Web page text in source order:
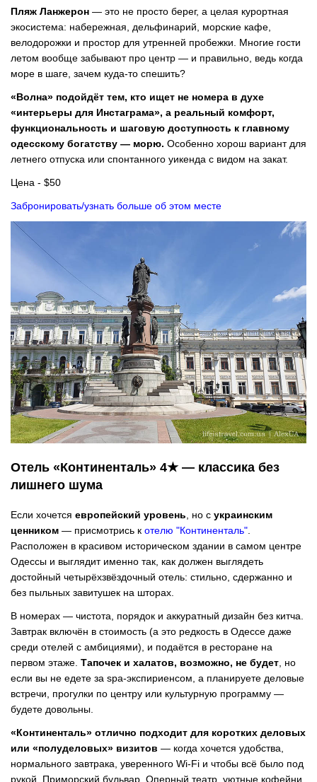
Пляж Ланжерон — это не просто берег, а целая курортная
экосистема: набережная, дельфинарий, морские кафе,
велодорожки и простор для утренней пробежки. Многие гости
летом вообще забывают про центр — и правильно, ведь когда
море в шаге, зачем куда-то спешить?
«Волна» подойдёт тем, кто ищет не номера в духе
«интерьеры для Инстаграма», а реальный комфорт,
функциональность и шаговую доступность к главному
одесскому богатству — морю. Особенно хорош вариант для
летнего отпуска или спонтанного уикенда с видом на закат.
Цена - $50
Забронировать/узнать больше об этом месте
Отель «Континенталь» 4★ — классика без
лишнего шума
Если хочется европейский уровень, но с украинским
ценником — присмотрись к отелю "Континенталь".
Расположен в красивом историческом здании в самом центре
Одессы и выглядит именно так, как должен выглядеть
достойный четырёхзвёздочный отель: стильно, сдержанно и
без пыльных завитушек на шторах.
В номерах — чистота, порядок и аккуратный дизайн без китча.
Завтрак включён в стоимость (а это редкость в Одессе даже
среди отелей с амбициями), и подаётся в ресторане на
первом этаже. Тапочек и халатов, возможно, не будет, но
если вы не едете за spa-экспириенсом, а планируете деловые
встречи, прогулки по центру или культурную программу —
будете довольны.
«Континенталь» отлично подходит для коротких деловых
или «полуделовых» визитов — когда хочется удобства,
нормального завтрака, уверенного Wi-Fi и чтобы всё было под
рукой. Приморский бульвар, Оперный театр, уютные кофейни